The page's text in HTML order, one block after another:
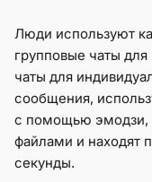
Люди используют
групповые чаты
чаты для
сообщения,
с помощью эмодзи,
файлами и находят
секунды.